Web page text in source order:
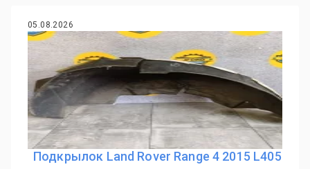
05.08.2026
Подкрылок Land Rover Range 4 2015 L405